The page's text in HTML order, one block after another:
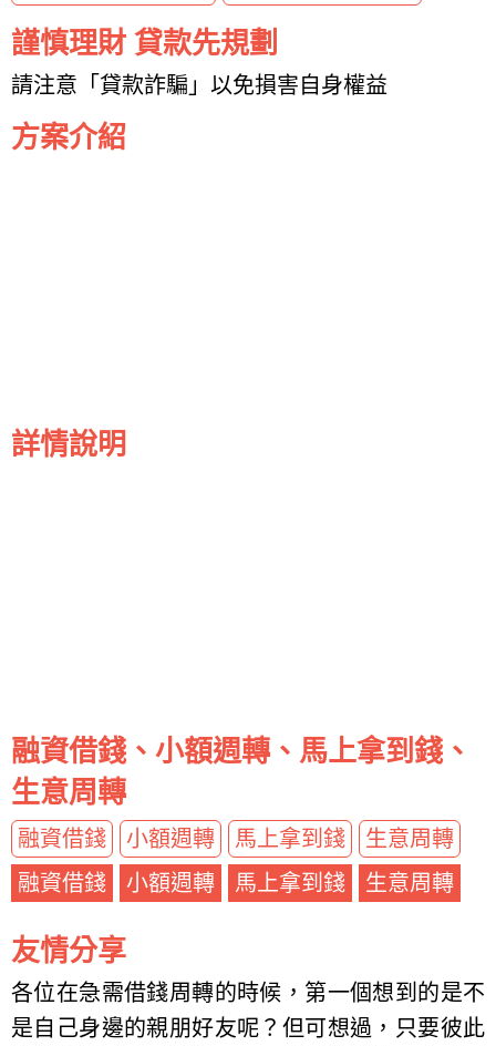
謹慎理財 貸款先規劃
請注意「貸款詐騙」以免損害自身權益
方案介紹
詳情說明
融資借錢、小額週轉、馬上拿到錢、
生意周轉
融資借錢 小額週轉 馬上拿到錢
生意周轉
融資借錢
小額週轉 馬上拿到錢 生意周轉
友情分享
各位在急需借錢周轉的時候，第一個想到的是不
是自己身邊的親朋好友呢？但可想過，只要彼此